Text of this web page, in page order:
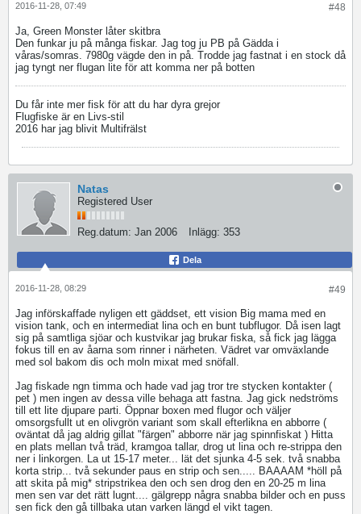
#48
2016-11-28, 07:49
Ja, Green Monster låter skitbra
Den funkar ju på många fiskar. Jag tog ju PB på Gädda i
våras/somras. 7980g vägde den in på. Trodde jag fastnat i en stock då
jag tyngt ner flugan lite för att komma ner på botten
Du får inte mer fisk för att du har dyra grejor
Flugfiske är en Livs-stil
2016 har jag blivit Multifrälst
Natas
Registered User
Reg.datum: Jan 2006 Inlägg: 353
Dela
#49
2016-11-28, 08:29
Jag införskaffade nyligen ett gäddset, ett vision Big mama med en
vision tank, och en intermediat lina och en bunt tubflugor. Då isen lagt
sig på samtliga sjöar och kustvikar jag brukar fiska, så fick jag lägga
fokus till en av åarna som rinner i närheten. Vädret var omväxlande
med sol bakom dis och moln mixat med snöfall.
Jag fiskade ngn timma och hade vad jag tror tre stycken kontakter (
pet ) men ingen av dessa ville behaga att fastna. Jag gick nedströms
till ett lite djupare parti. Öppnar boxen med flugor och väljer
omsorgsfullt ut en olivgrön variant som skall efterlikna en abborre (
oväntat då jag aldrig gillat "färgen" abborre när jag spinnfiskat ) Hitta
en plats mellan två träd, kramgoa tallar, drog ut lina och re-strippa den
ner i linkorgen. La ut 15-17 meter... lät det sjunka 4-5 sek. två snabba
korta strip... två sekunder paus en strip och sen..... BAAAAM *höll på
att skita på mig* stripstrikea den och sen drog den en 20-25 m lina
men sen var det rätt lugnt.... gälgrepp några snabba bilder och en puss
sen fick den gå tillbaka utan varken längd el vikt tagen.